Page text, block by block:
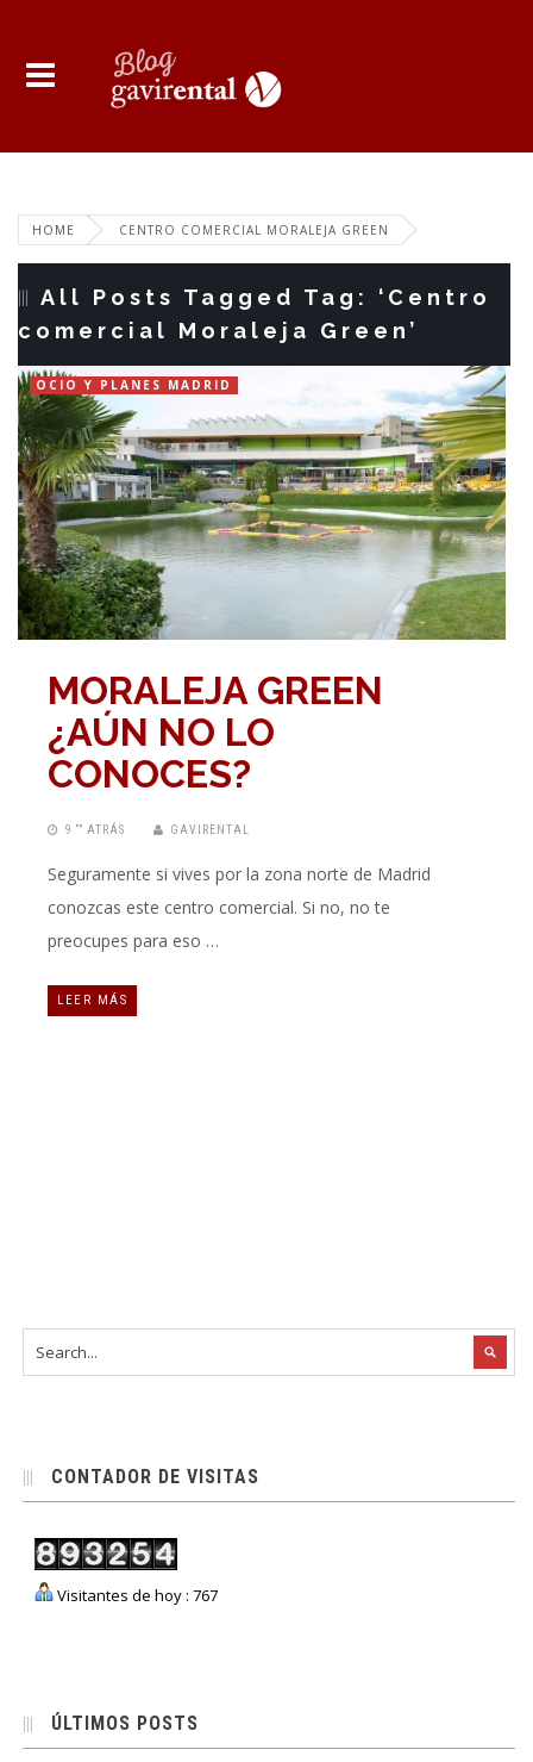
HOME CENTRO COMERCIAL MORALEJA GREEN
All Posts Tagged Tag: ‘Centro
comercial Moraleja Green’
OCIO Y PLANES MADRID
MORALEJA GREEN
¿AÚN NO LO
CONOCES?
9 “” ATRÁS GAVIRENTAL
Seguramente si vives por la zona norte de Madrid
conozcas este centro comercial. Si no, no te
preocupes para eso …
LEER MÁS
CONTADOR DE VISITAS
Visitantes de hoy : 767
ÚLTIMOS POSTS